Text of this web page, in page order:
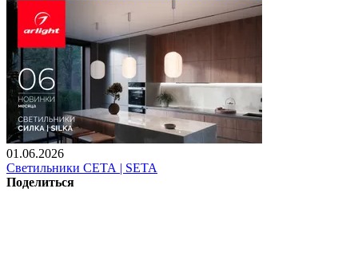
01.06.2026
Светильники СЕТА | SETA
Поделиться